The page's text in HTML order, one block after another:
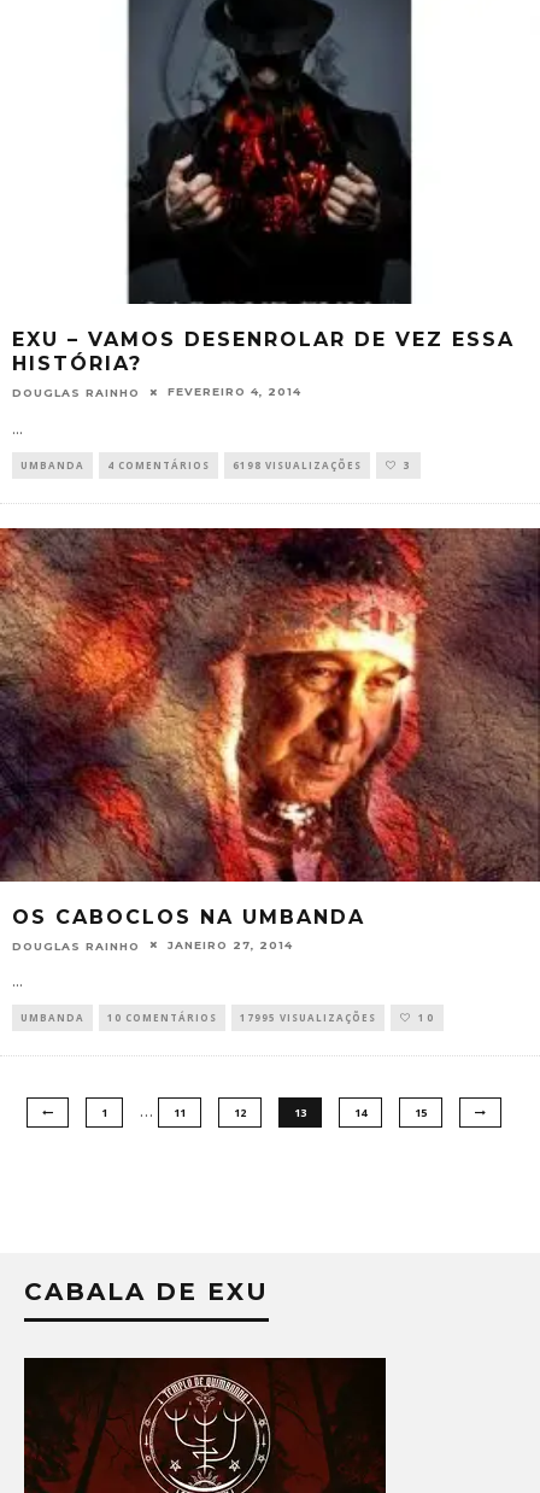
EXU – VAMOS DESENROLAR DE VEZ ESSA
HISTÓRIA?
DOUGLAS RAINHO FEVEREIRO 4, 2014
...
UMBANDA 4 COMENTÁRIOS 6198 VISUALIZAÇÕES 3
OS CABOCLOS NA UMBANDA
DOUGLAS RAINHO JANEIRO 27, 2014
...
UMBANDA 10 COMENTÁRIOS 17995 VISUALIZAÇÕES 10
1 … 11 12 13 14 15
CABALA DE EXU